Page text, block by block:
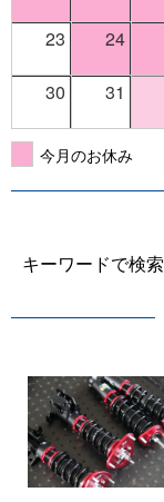
23 24
30 31
今月のお休み